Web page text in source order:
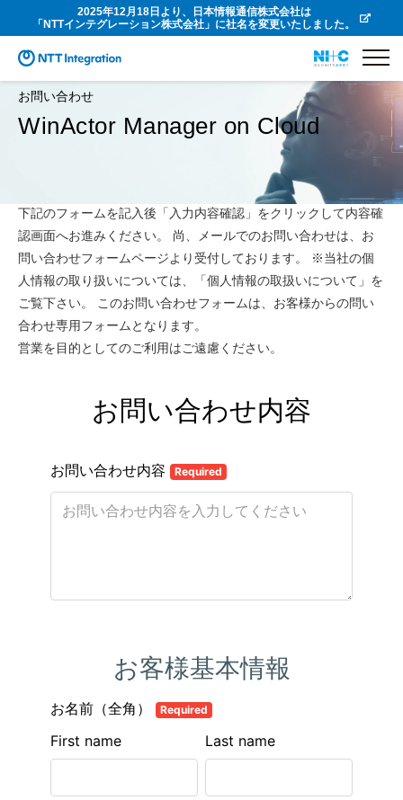
2025年12月18日より、日本情報通信株式会社は
「NTTインテグレーション株式会社」に社名を変更いたしました。
お問い合わせ
WinActor Manager on Cloud
下記のフォームを記入後「入力内容確認」をクリックして内容確
認画面へお進みください。 尚、メールでのお問い合わせは、お
問い合わせフォームページより受付しております。 ※当社の個
人情報の取り扱いについては、「個人情報の取扱いについて」を
ご覧下さい。 このお問い合わせフォームは、お客様からの問い
合わせ専用フォームとなります。
営業を目的としてのご利用はご遠慮ください。